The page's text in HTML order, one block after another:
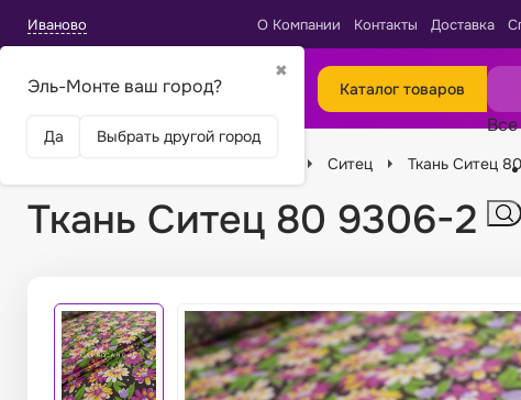
Иваново
✖
Эль-Монте ваш город?
Да Выбрать другой город
О Компании Контакты Доставка
Каталог товаров
Все
Ситец Ткань Ситец
Ткань Ситец 80 9306-2